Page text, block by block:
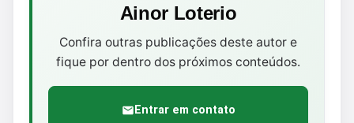
Ainor Loterio
Confira outras publicações deste autor e
fique por dentro dos próximos conteúdos.
Entrar em contato